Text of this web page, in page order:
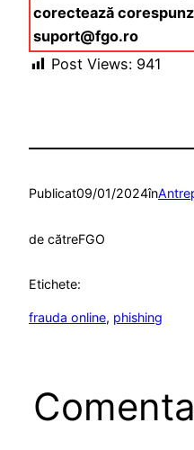
corectează
suport@fgo.ro
Post Views: 941
Publicat09/01/2024în
de cătreFGO
Etichete:
frauda online, phishing